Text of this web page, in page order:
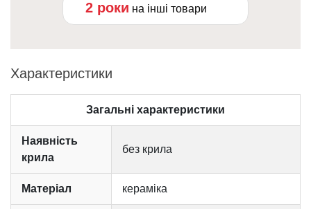
2 роки на інші товари
Характеристики
Загальні характеристики
Наявність
крила
без крила
Матеріал кераміка